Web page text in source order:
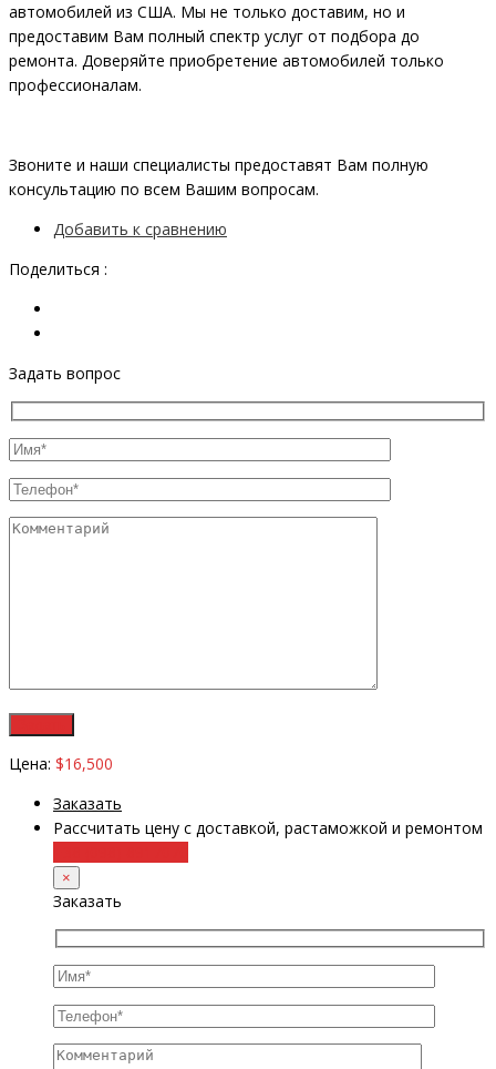
автомобилей из США. Мы не только доставим, но и
предоставим Вам полный спектр услуг от подбора до
ремонта. Доверяйте приобретение автомобилей только
профессионалам.
Звоните и наши специалисты предоставят Вам полную
консультацию по всем Вашим вопросам.
Добавить к сравнению
Поделиться :
Задать вопрос
Цена: $16,500
Заказать
Рассчитать цену с доставкой, растаможкой и ремонтом
×
Заказать